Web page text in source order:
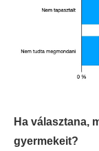
Ha választana,
gyermekeit?